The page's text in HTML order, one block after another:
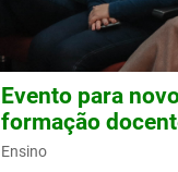
Evento para
formação
Ensino